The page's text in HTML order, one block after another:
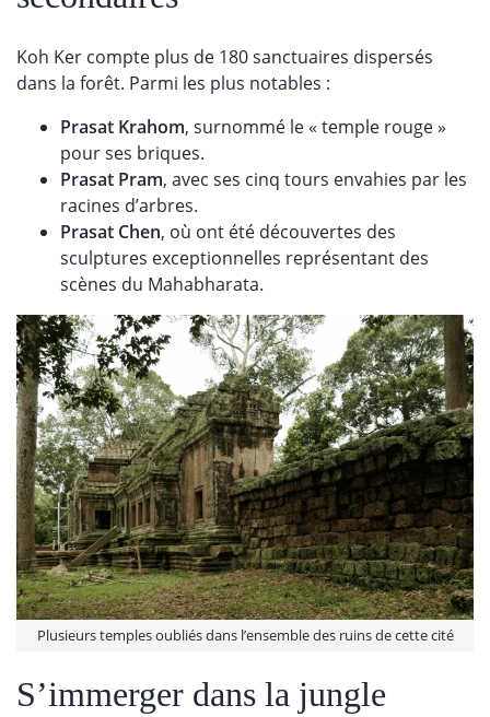
Koh Ker compte plus de 180 sanctuaires dispersés
dans la forêt. Parmi les plus notables :
Prasat Krahom, surnommé le « temple rouge »
pour ses briques.
Prasat Pram, avec ses cinq tours envahies par les
racines d’arbres.
Prasat Chen, où ont été découvertes des
sculptures exceptionnelles représentant des
scènes du Mahabharata.
Plusieurs temples oubliés dans l’ensemble des ruins de cette cité
S’immerger dans la jungle